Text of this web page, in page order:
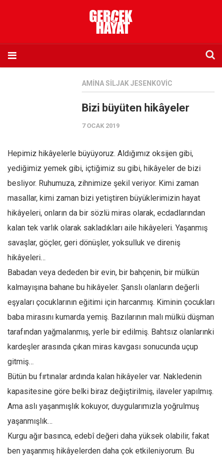
Eksik sayıların temini
Sosyal Medya
Twitter
Facebook
Instagram
Editörden
Kemal Özer
Mahmut Toptaş
Yvonne Ridley
Barış Tarımcıoğlu
Ömer Kayani
Yusuf Armağan
Hasanali Yıldırım
Leyla Şerif Emin
Selçuk Türkyılmaz
AMINA SILJAK JESENKOVIC
Bizi büyüten hikâyeler
7 OCAK 2019
Hepimiz hikâyelerle büyüyoruz. Aldığımız oksijen gibi,
yediğimiz yemek gibi, içtiğimiz su gibi, hikâyeler de bizi
besliyor. Ruhumuza, zihnimize şekil veriyor. Kimi zaman
masallar, kimi zaman bizi yetiştiren büyüklerimizin hayat
hikâyeleri, onların da bir sözlü miras olarak, ecdadlarından
kalan tek varlık olarak sakladıkları aile hikâyeleri. Yaşanmış
savaşlar, göçler, geri dönüşler, yoksulluk ve direniş
hikâyeleri…
Babadan veya dededen bir evin, bir bahçenin, bir mülkün
kalmayışına bahane bu hikâyeler. Şanslı olanların değerli
eşyaları çocuklarının eğitimi için harcanmış. Kiminin çocukları
baba mirasını kumarda yemiş. Bazılarının malı mülkü düşman
tarafından yağmalanmış, yerle bir edilmiş. Bahtsız olanlarınki
kardeşler arasında çıkan miras kavgası sonucunda uçup
gitmiş…
Bütün bu fırtınalar ardında kalan hikâyeler var. Nakledenin
kapasitesine göre belki biraz değiştirilmiş, ilaveler yapılmış.
Ama aslı yaşanmışlık kokuyor, duygularımızla yoğrulmuş
yaşanmışlık…
Kurgu ağır basınca, edebî değeri daha yüksek olabilir, fakat
ben yaşanmış hikâyelerden daha çok etkileniyorum. Bu